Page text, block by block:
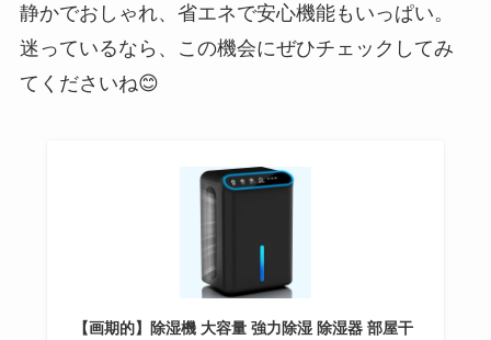
静かでおしゃれ、省エネで安心機能もいっぱい。
迷っているなら、この機会にぜひチェックしてみ
てくださいね😊
【画期的】除湿機 大容量 強力除湿 除湿器 部屋干